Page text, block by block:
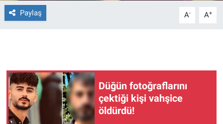
Paylaş A- A+
Düğün fotoğraflarını
çektiği kişi vahşice
öldürdü!
Gün Başlıyor
Gündem Özel
Günün görüntüsü